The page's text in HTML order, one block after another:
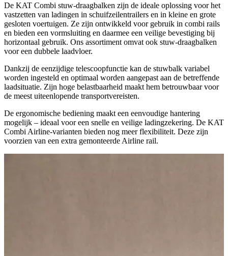
De KAT Combi stuw-draagbalken zijn de ideale oplossing voor het
vastzetten van ladingen in schuifzeilentrailers en in kleine en grote
gesloten voertuigen. Ze zijn ontwikkeld voor gebruik in combi rails
en bieden een vormsluiting en daarmee een veilige bevestiging bij
horizontaal gebruik. Ons assortiment omvat ook stuw-draagbalken
voor een dubbele laadvloer.
Dankzij de eenzijdige telescoopfunctie kan de stuwbalk variabel
worden ingesteld en optimaal worden aangepast aan de betreffende
laadsituatie. Zijn hoge belastbaarheid maakt hem betrouwbaar voor
de meest uiteenlopende transportvereisten.
De ergonomische bediening maakt een eenvoudige hantering
mogelijk – ideaal voor een snelle en veilige ladingzekering. De KAT
Combi Airline-varianten bieden nog meer flexibiliteit. Deze zijn
voorzien van een extra gemonteerde Airline rail.